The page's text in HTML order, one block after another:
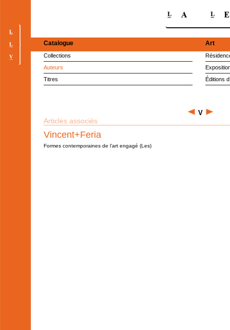
Catalogue
Collections
Auteurs
Titres
Art
Éditions
V
Articles associés
Vincent+Feria
Formes contemporaines de l’art engagé (Les)